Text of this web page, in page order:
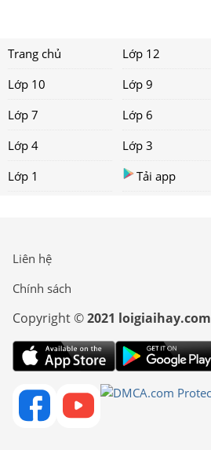
Trang chủ Lớp 12
Lớp 10
Lớp 9
Lớp 7
Lớp 6
Lớp 4
Lớp 3
Lớp 1
Tải app
Liên hệ
Chính sách
Copyright ©2021 loigiaihay.com